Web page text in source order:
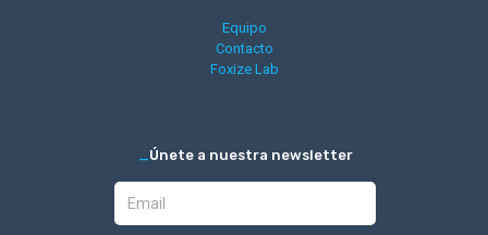
Equipo
Contacto
Foxize Lab
_Únete a nuestra newsletter